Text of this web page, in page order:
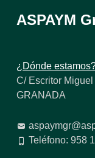
ASPAYM
¿Dónde
C/ Escritor
GRANADA
Teléfono: 958